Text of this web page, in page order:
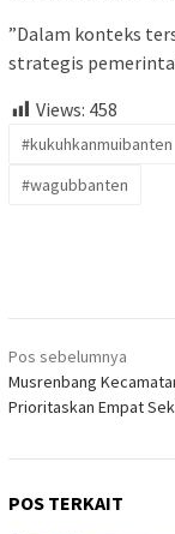
”Dalam konteks
strategis
Views: 458
#kukuhkanmuibanten
#wagubbanten
Navigasi
pos
Pos sebelumnya
Musrenbang
Prioritaskan Empat
POS TERKAIT